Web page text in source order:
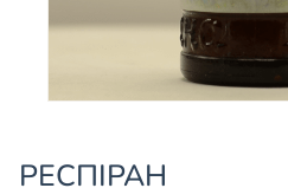
РЕСПІРАН